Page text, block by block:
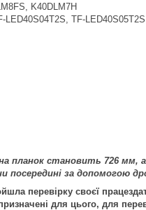
K40DLM7H
LED40S04T2S, TF-LED40S05T2S
планок становить 726
посередині за допомогою
перевірку своєї
для цього, для